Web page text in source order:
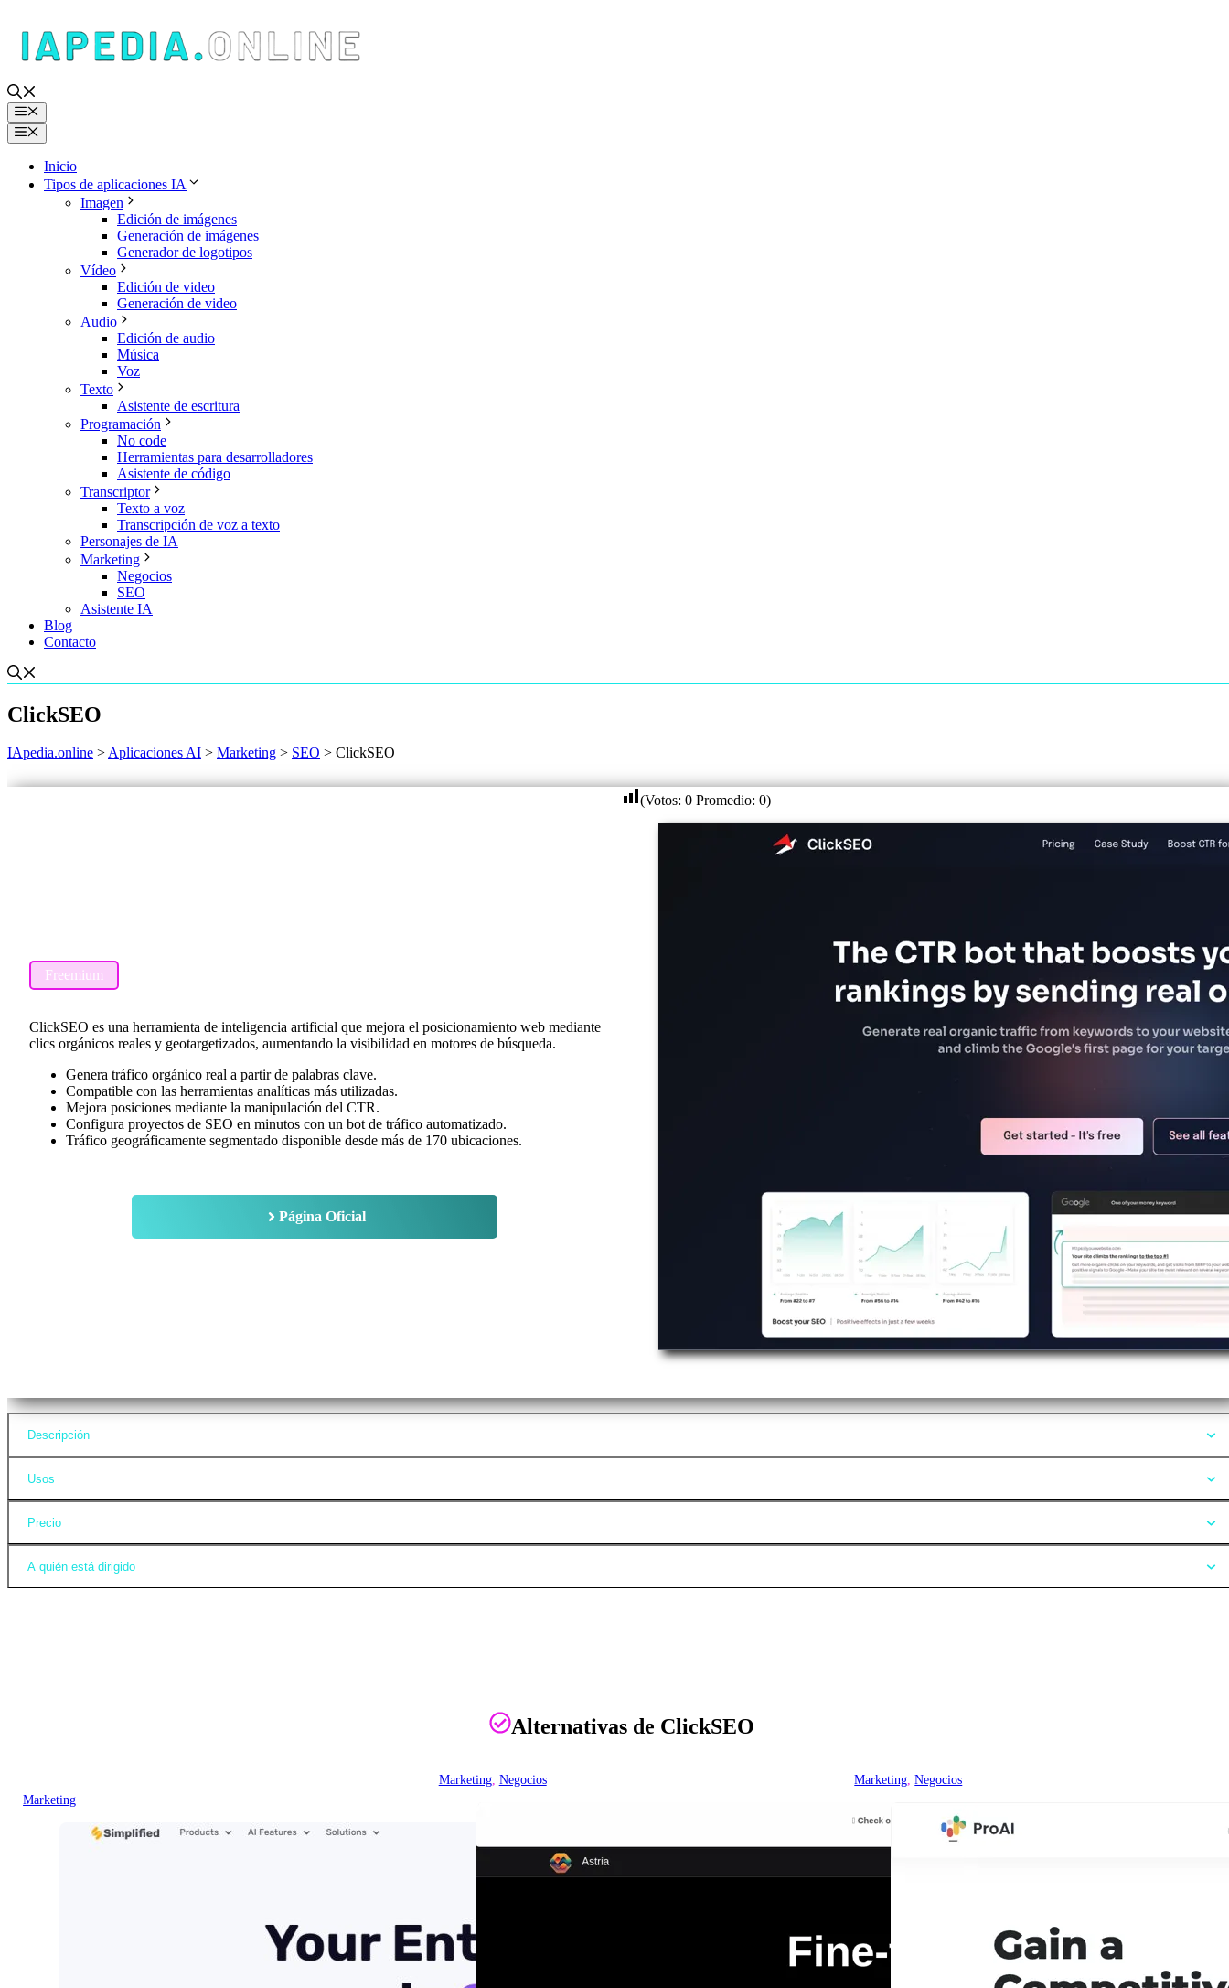
contenido
Menú
Menú
Inicio
Tipos de aplicaciones IA
Imagen
Edición de imágenes
Generación de imágenes
Generador de logotipos
Vídeo
Edición de video
Generación de video
Audio
Edición de audio
Música
Voz
Texto
Asistente de escritura
Programación
No code
Herramientas para desarrolladores
Asistente de código
Transcriptor
Texto a voz
Transcripción de voz a texto
Personajes de IA
Marketing
Negocios
SEO
Asistente IA
Blog
Contacto
ClickSEO
IApedia.online >Aplicaciones AI > Marketing > SEO > ClickSEO
Freemium
ClickSEO es una herramienta de inteligencia artificial que mejora el posicionamiento web mediante
clics orgánicos reales y geotargetizados, aumentando la visibilidad en motores de búsqueda.
Genera tráfico orgánico real a partir de palabras clave.
Compatible con las herramientas analíticas más utilizadas.
Mejora posiciones mediante la manipulación del CTR.
Configura proyectos de SEO en minutos con un bot de tráfico automatizado.
Tráfico geográficamente segmentado disponible desde más de 170 ubicaciones.
Página Oficial
(Votos: 0 Promedio: 0)
Descripción
Usos
Precio
A quién está dirigido
Alternativas de ClickSEO
Marketing
Marketing, Negocios Marketing, Negocios